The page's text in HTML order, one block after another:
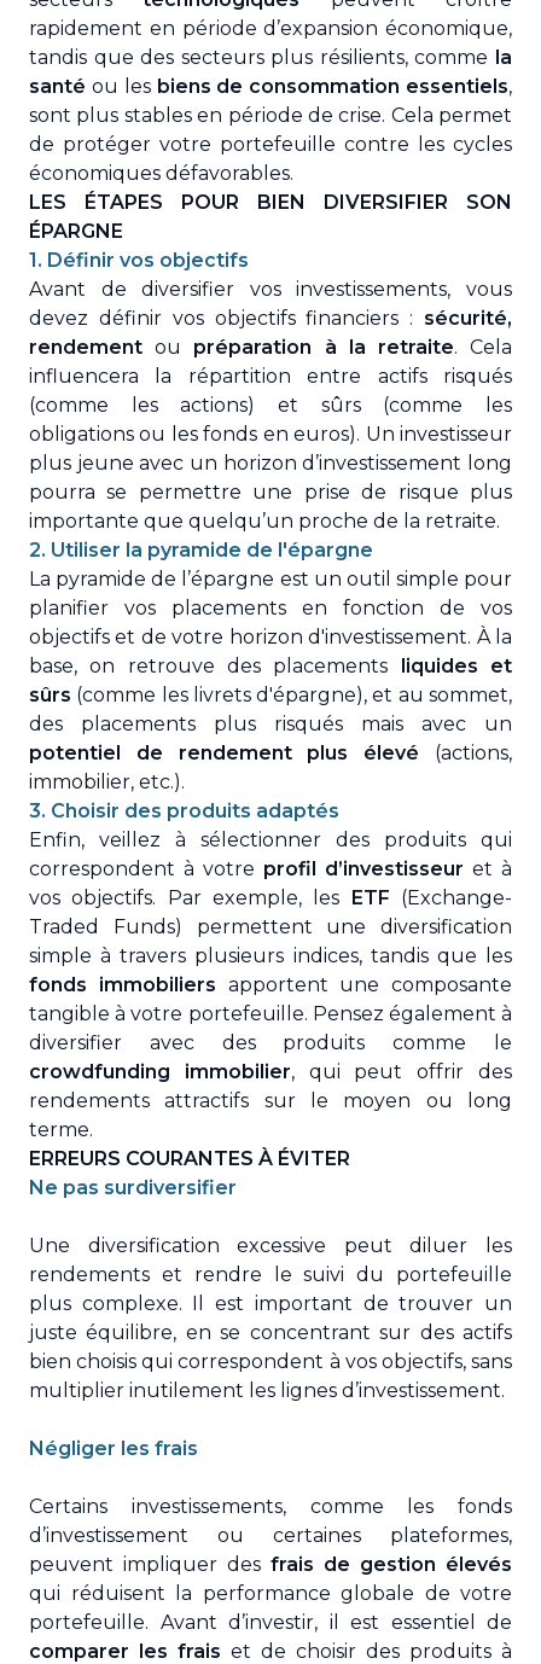
rapidement en période d’expansion économique,
tandis que des secteurs plus résilients, comme la
santé ou les biens de consommation essentiels,
sont plus stables en période de crise. Cela permet
de protéger votre portefeuille contre les cycles
économiques défavorables.
LES ÉTAPES POUR BIEN DIVERSIFIER SON
ÉPARGNE
1. Définir vos objectifs
Avant de diversifier vos investissements, vous
devez définir vos objectifs financiers : sécurité,
rendement ou préparation à la retraite. Cela
influencera la répartition entre actifs risqués
(comme les actions) et sûrs (comme les
obligations ou les fonds en euros). Un investisseur
plus jeune avec un horizon d’investissement long
pourra se permettre une prise de risque plus
importante que quelqu’un proche de la retraite.
2. Utiliser la pyramide de l'épargne
La pyramide de l’épargne est un outil simple pour
planifier vos placements en fonction de vos
objectifs et de votre horizon d'investissement. À la
base, on retrouve des placements liquides et
sûrs (comme les livrets d'épargne), et au sommet,
des placements plus risqués mais avec un
potentiel de rendement plus élevé (actions,
immobilier, etc.).
3. Choisir des produits adaptés
Enfin, veillez à sélectionner des produits qui
correspondent à votre profil d’investisseur et à
vos objectifs. Par exemple, les ETF (Exchange-
Traded Funds) permettent une diversification
simple à travers plusieurs indices, tandis que les
fonds immobiliers apportent une composante
tangible à votre portefeuille. Pensez également à
diversifier avec des produits comme le
crowdfunding immobilier, qui peut offrir des
rendements attractifs sur le moyen ou long
terme.
ERREURS COURANTES À ÉVITER
Ne pas surdiversifier
Une diversification excessive peut diluer les
rendements et rendre le suivi du portefeuille
plus complexe. Il est important de trouver un
juste équilibre, en se concentrant sur des actifs
bien choisis qui correspondent à vos objectifs, sans
multiplier inutilement les lignes d’investissement.
Négliger les frais
Certains investissements, comme les fonds
d’investissement ou certaines plateformes,
peuvent impliquer des frais de gestion élevés
qui réduisent la performance globale de votre
portefeuille. Avant d’investir, il est essentiel de
comparer les frais et de choisir des produits à